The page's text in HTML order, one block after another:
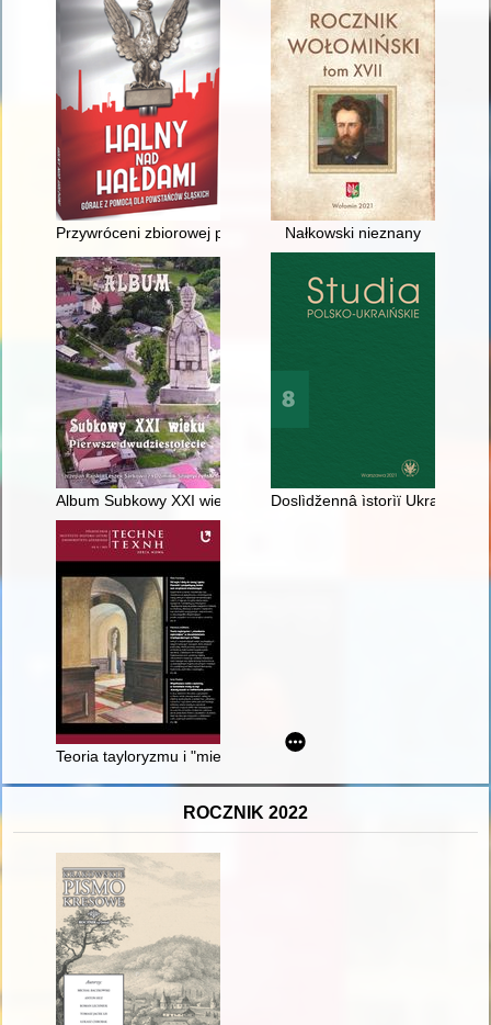
Przywróceni zbiorowej pamięci : biogramy powstańców
Nałkowski nieznany
Album Subkowy XXI wieku : pierwsze dwudziestolecie
Doslìdžennâ ìstorìï Ukraïni
Teoria tayloryzmu i "mieszkania najmniejsze” w
ROCZNIK 2022